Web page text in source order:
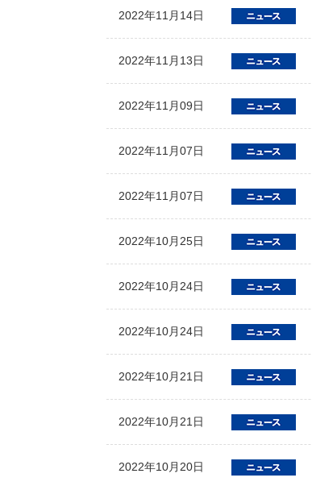
2022年11月14日
2022年11月13日
2022年11月09日
2022年11月07日
2022年11月07日
2022年10月25日
2022年10月24日
2022年10月24日
2022年10月21日
2022年10月21日
2022年10月20日